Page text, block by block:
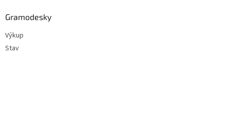
Gramodesky
Výkup
Stav